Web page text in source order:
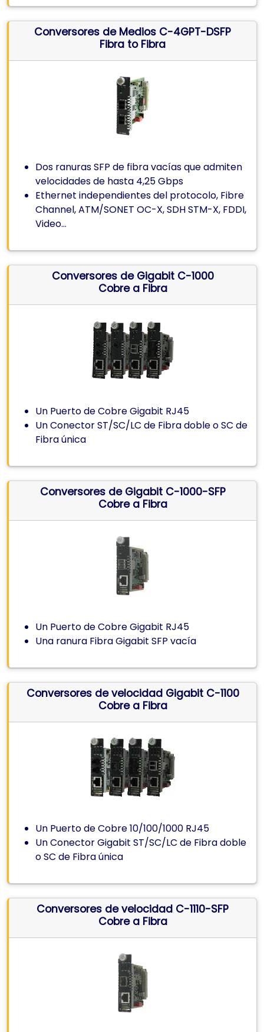
Conversores de Medios C-4GPT-DSFP
Fibra to Fibra
Dos ranuras SFP de fibra vacías que admiten
velocidades de hasta 4,25 Gbps
Ethernet independientes del protocolo, Fibre
Channel, ATM/SONET OC-X, SDH STM-X, FDDI,
Video…
Conversores de Gigabit C-1000
Cobre a Fibra
Un Puerto de Cobre Gigabit RJ45
Un Conector ST/SC/LC de Fibra doble o SC de
Fibra única
Conversores de Gigabit C-1000-SFP
Cobre a Fibra
Un Puerto de Cobre Gigabit RJ45
Una ranura Fibra Gigabit SFP vacía
Conversores de velocidad Gigabit C-1100
Cobre a Fibra
Un Puerto de Cobre 10/100/1000 RJ45
Un Conector Gigabit ST/SC/LC de Fibra doble
o SC de Fibra única
Conversores de velocidad C-1110-SFP
Cobre a Fibra